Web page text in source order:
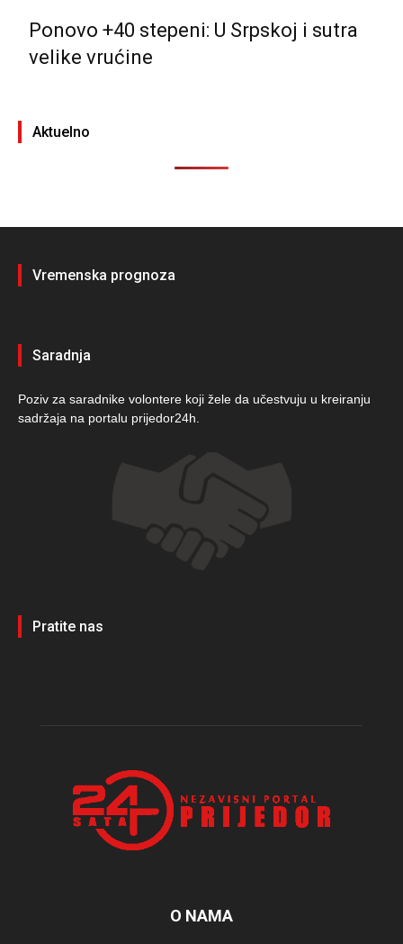
Ponovo +40 stepeni: U Srpskoj i sutra
velike vrućine
Aktuelno
Vremenska prognoza
Saradnja
Poziv za saradnike volontere koji žele da učestvuju u kreiranju
sadržaja na portalu prijedor24h.
Pratite nas
O NAMA